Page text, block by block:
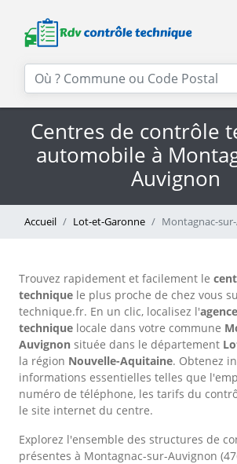
Centres de contrôle
automobile à
Auvignon
Accueil Lot-et-Garonne Montagnac-
Trouvez rapidement et facilement le
technique le plus proche de chez vous
technique.fr. En un clic, localisez l'
technique locale dans votre commune
Auvignon située dans le département
la région Nouvelle-Aquitaine. Obtenez
informations essentielles telles que
numéro de téléphone, les tarifs du
le site internet du centre.
Explorez l'ensemble des structures de
présentes à Montagnac-sur-Auvignon